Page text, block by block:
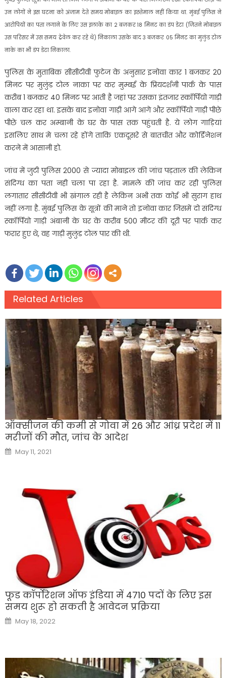
उन लोगों ने इस घटना को अंजाम देते समय मोबाइल का इस्तेमाल नहीं किया था. मुंबई पुलिस ने
आरोपियों का पता लगाने के लिए उस इलाके का 2 बजकर 18 मिनट का डंप डेटा (जितने मोबाइल
उस परिसर में उस समय ट्रेवेल कर रहे थे) निकाला उसके बाद 3 बजकर 05 मिनट का मुलुंड टोल
नाके का भी डंप डेटा निकाला.
पुलिस के मुताबिक सीसीटीवी फुटेज के अनुसार इनोवा कार 1 बजकर 20
मिनट पर मुलुंड टोल नाका पर कर मुम्बई के प्रियदर्शनी पार्क के पास
करीब 1 बजकर 40 मिनट पर आती है जहां पर उसका इंतजार स्कॉर्पियो गाड़ी
वाला कर रहा था. इसके बाद इनोवा गाड़ी आगे आगे और स्कॉर्पियो गाड़ी पीछे
पीछे चल कर अम्बानी के घर के पास तक पहुंचती है. ये लोग गाड़ियां
इसलिए साथ मे चला रहे होंगे ताकि एकदूसरे से बातचीत और कोर्डिनेशन
करने में आसानी हो.
जांच में जुटी पुलिस 2000 से ज्यादा मोबाइल की जांच पड़ताल की लेकिन
संदिग्ध का पता नही चला पा रहा है. मामले की जांच कर रही पुलिस
लगातार सीसीटीवी भी खंगाल रही है लेकिन अभी तक कोई भी सुराग हाथ
नहीं लगा है. मुंबई पुलिस के सूत्रों की माने तो इनोवा कार जिसमें दो संदिग्ध
स्कॉर्पियो गाड़ी अंबानी के घर के करीब 500 मीटर की दूरी पर पार्क कर
फरार हुए थे, वह गाड़ी मुलुंड टोल पार की थी.
Related Articles
ऑक्सीजन की कमी से गोवा में 26 और आंध्र प्रदेश में 11
मरीजों की मौत, जांच के आदेश
Posted
on
May 11, 2021
फूड कॉर्पोरेशन ऑफ इंडिया में 4710 पदों के लिए इस
समय शुरू हो सकती है आवेदन प्रक्रिया
Posted
on
May 18, 2022